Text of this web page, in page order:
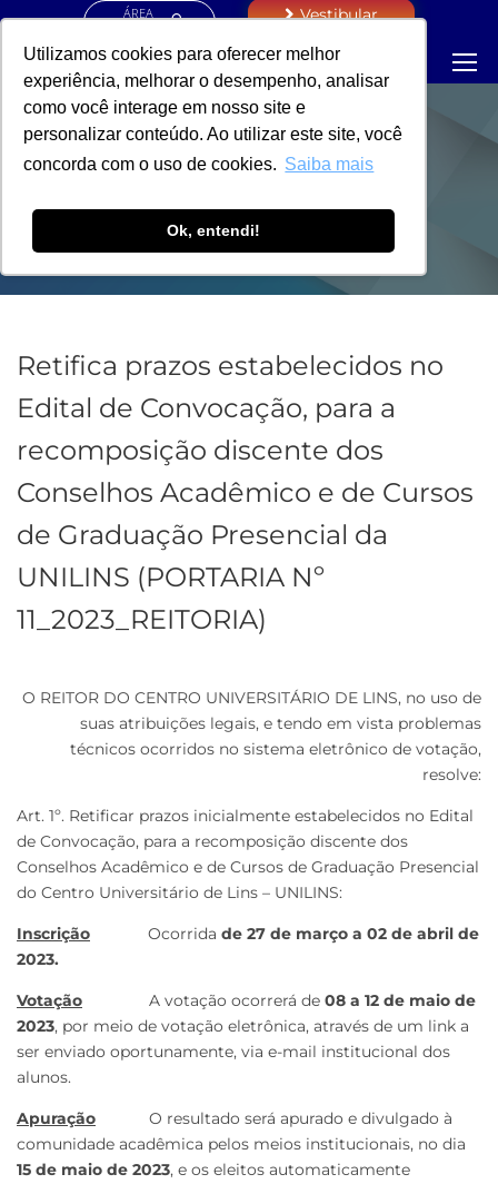
Utilizamos cookies para oferecer melhor
experiência, melhorar o desempenho, analisar
como você interage em nosso site e
personalizar conteúdo. Ao utilizar este site, você
concorda com o uso de cookies. Saiba mais
Ok, entendi!
ÁREA
Vestibular
PORTARIA -
REITORIA
Retifica prazos estabelecidos no
Edital de Convocação, para a
recomposição discente dos
Conselhos Acadêmico e de Cursos
de Graduação Presencial da
UNILINS (PORTARIA Nº
11_2023_REITORIA)
O REITOR DO CENTRO UNIVERSITÁRIO DE LINS, no uso de
suas atribuições legais, e tendo em vista problemas
técnicos ocorridos no sistema eletrônico de votação,
resolve:
Art. 1º. Retificar prazos inicialmente estabelecidos no Edital
de Convocação, para a recomposição discente dos
Conselhos Acadêmico e de Cursos de Graduação Presencial
do Centro Universitário de Lins – UNILINS:
Inscrição Ocorrida de 27 de março a 02 de abril de
2023.
Votação A votação ocorrerá de 08 a 12 de maio de
2023, por meio de votação eletrônica, através de um link a
ser enviado oportunamente, via e-mail institucional dos
alunos.
Apuração O resultado será apurado e divulgado à
comunidade acadêmica pelos meios institucionais, no dia
15 de maio de 2023, e os eleitos automaticamente